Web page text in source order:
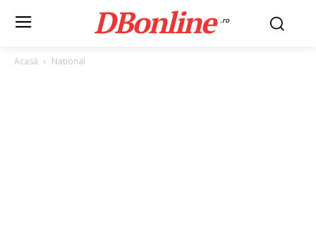
DBonline .ro
Acasă National